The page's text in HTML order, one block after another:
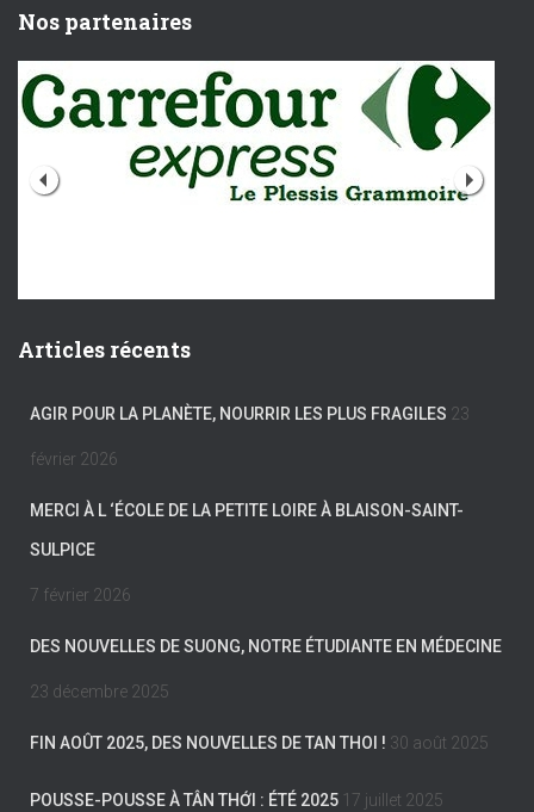
Nos partenaires
Articles récents
AGIR POUR LA PLANÈTE, NOURRIR LES PLUS FRAGILES 23
février 2026
MERCI À L ‘ÉCOLE DE LA PETITE LOIRE À BLAISON-SAINT-
SULPICE
7 février 2026
DES NOUVELLES DE SUONG, NOTRE ÉTUDIANTE EN MÉDECINE
23 décembre 2025
FIN AOÛT 2025, DES NOUVELLES DE TAN THOI ! 30 août 2025
POUSSE-POUSSE À TÂN THỚI : ÉTÉ 2025 17 juillet 2025